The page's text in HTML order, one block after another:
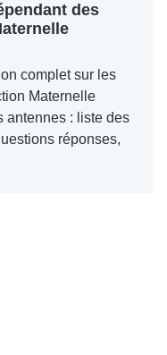
des
complet sur les
Maternelle
antennes : liste des
réponses,